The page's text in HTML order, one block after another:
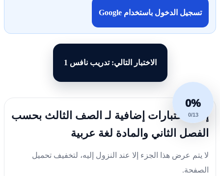
تسجيل الدخول باستخدام Google
الاختبار التالي: تدريب نافس 1
0%
0/13
إليك اختبارات إضافية لـ الصف الثالث بحسب
الفصل الثاني والمادة لغة عربية
لا يتم عرض هذا الجزء إلا عند النزول إليه، لتخفيف تحميل
الصفحة.